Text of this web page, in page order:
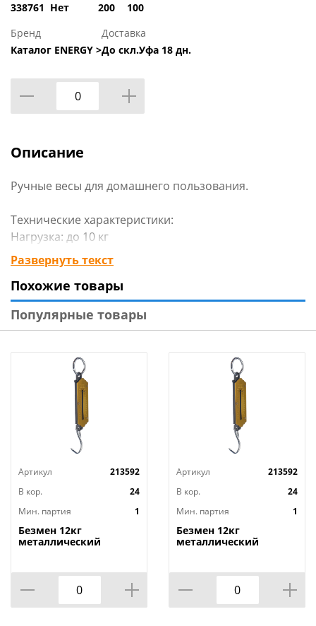
338761 Нет
200
100
Бренд
Каталог ENERGY >
Доставка
До скл.Уфа 18 дн.
Описание
Ручные весы для домашнего пользования.
Технические характеристики:
Нагрузка: до 10 кг
Шкалы: 2 (фунты и кг)
Габариты: 0,145 х 0,021 х 0,018 мм
Вид упаковки: п/э пакет zip-lock со стикером
Материал изделия: пластмасса, металл
Цвет: в ассортименте
Страна-изготовитель: Россия
Развернуть текст
Похожие товары
Популярные товары
Артикул
213592
В кор.
24
Мин. партия
1
Безмен 12кг
металлический
Артикул
213592
В кор.
24
Мин. партия
1
Безмен 12кг
металлический